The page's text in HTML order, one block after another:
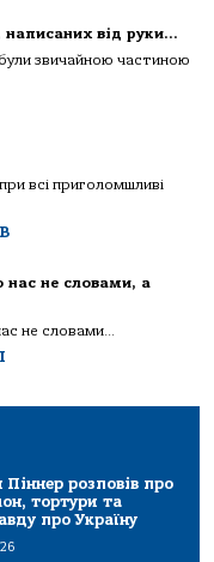
написаних від руки…
звичайною частиною
всі приголомшливі
нас не словами, а
не словами...
розповів про
тортури та
про Україну